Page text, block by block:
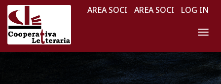
AREA SOCI AREA SOCI LOG IN
A
V
I